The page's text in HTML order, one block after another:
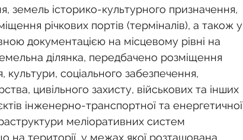
земель історико-культурного призначення,
річкових портів (терміналів), а також у
документацією на місцевому рівні на
ділянка, передбачено розміщення
культури, соціального забезпечення,
цивільного захисту, військових та інших
інженерно-транспортної та енергетичної
меліоративних систем
на території, у межах якої розташована